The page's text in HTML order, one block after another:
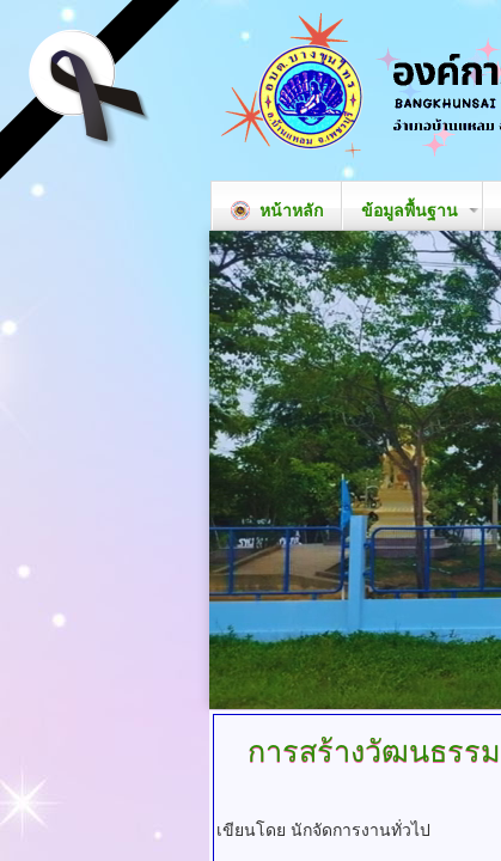
หน้าหลัก ข้อมูลพื้นฐาน
การสร้างวัฒนธรรม
เขียนโดย นักจัดการงานทั่วไป